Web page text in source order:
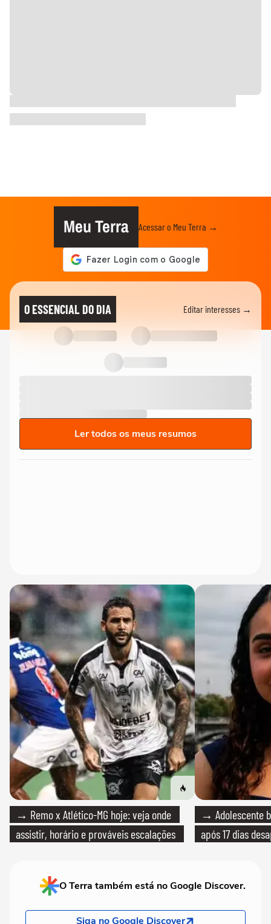
Meu Terra Acessar o Meu Terra →
O ESSENCIAL DO DIA Editar interesses →
Ler todos os meus resumos
→ Remo x Atlético-MG hoje: veja onde
assistir, horário e prováveis escalações
→ Adolescente
após 17 dias
O Terra também está no Google Discover.
Siga no Google Discover